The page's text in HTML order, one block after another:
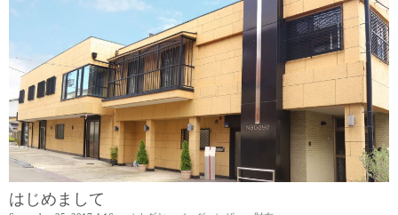
はじめまして